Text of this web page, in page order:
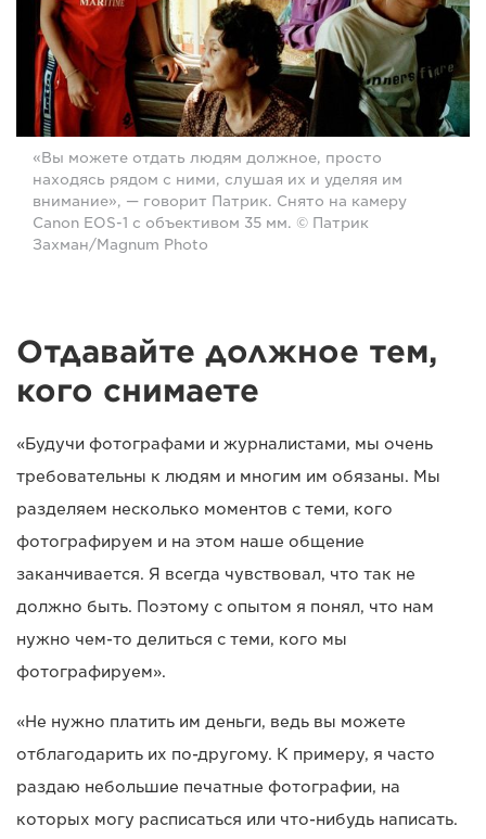
«Вы можете отдать людям должное, просто
находясь рядом с ними, слушая их и уделяя им
внимание», — говорит Патрик. Снято на камеру
Canon EOS-1 с объективом 35 мм. © Патрик
Захман/Magnum Photo
Отдавайте должное тем,
кого снимаете
«Будучи фотографами и журналистами, мы очень
требовательны к людям и многим им обязаны. Мы
разделяем несколько моментов с теми, кого
фотографируем и на этом наше общение
заканчивается. Я всегда чувствовал, что так не
должно быть. Поэтому с опытом я понял, что нам
нужно чем-то делиться с теми, кого мы
фотографируем».
«Не нужно платить им деньги, ведь вы можете
отблагодарить их по-другому. К примеру, я часто
раздаю небольшие печатные фотографии, на
которых могу расписаться или что-нибудь написать.